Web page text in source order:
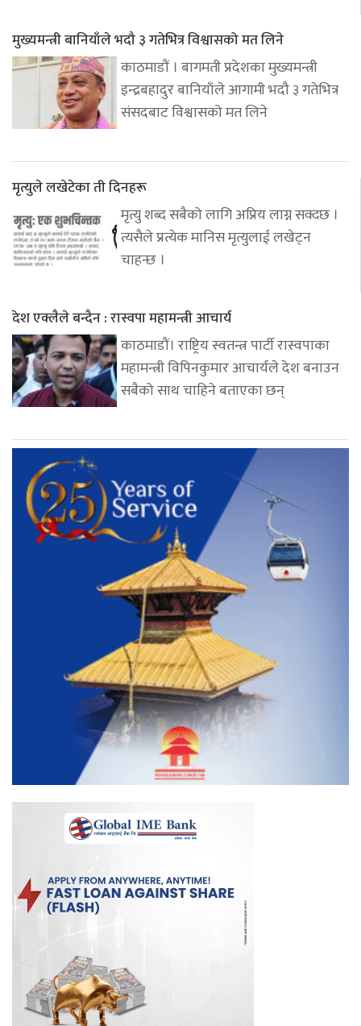
मुख्यमन्त्री बानियाँले भदौ ३ गतेभित्र विश्वासको मत लिने
काठमाडौं । बागमती प्रदेशका मुख्यमन्त्री
इन्द्रबहादुर बानियाँले आगामी भदौ ३ गतेभित्र
संसदबाट विश्वासको मत लिने
मृत्युले लखेटेका ती दिनहरू
मृत्यु शब्द सबैको लागि अप्रिय लाग्न सक्दछ ।
त्यसैले प्रत्येक मानिस मृत्युलाई लखेट्न
चाहन्छ ।
देश एक्लैले बन्दैन : रास्वपा महामन्त्री आचार्य
काठमाडौं। राष्ट्रिय स्वतन्त्र पार्टी रास्वपाका
महामन्त्री विपिनकुमार आचार्यले देश बनाउन
सबैको साथ चाहिने बताएका छन्